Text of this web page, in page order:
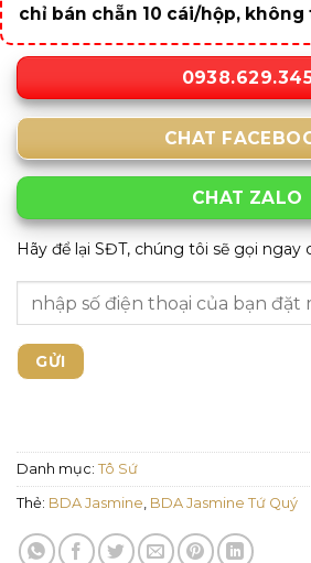
chỉ bán chẵn 10 cái/hộp, không
CHAT
CHAT ZALO
Hãy để lại SĐT, chúng tôi sẽ gọi ngay
Danh mục: Tô Sứ
Thẻ: BDA Jasmine BDA Jasmine Tứ Quý